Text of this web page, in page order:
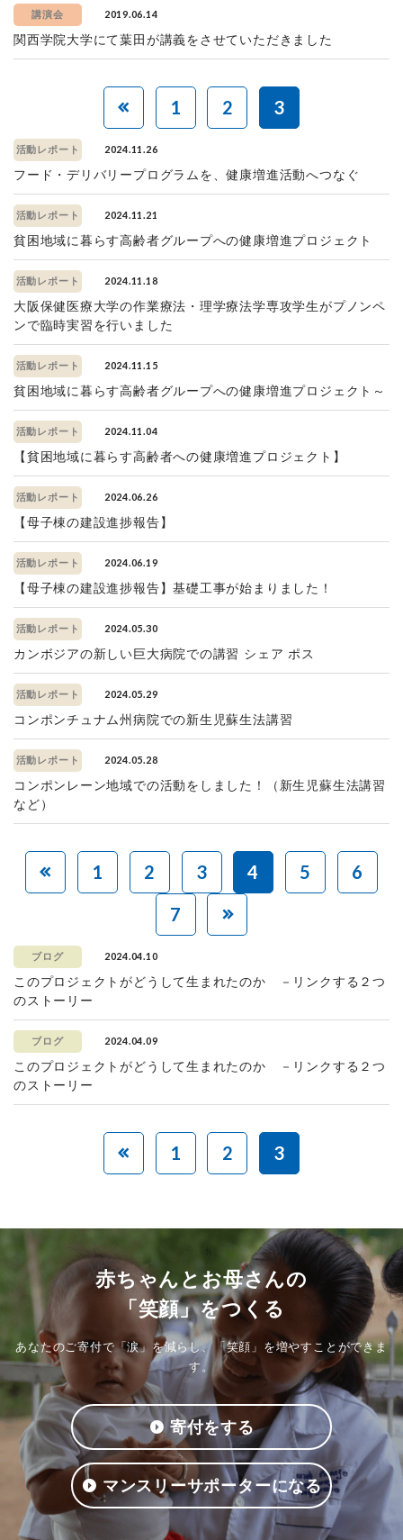
講演会 2019.06.14
関西学院大学にて葉田が講義をさせていただきました
1 2 3
活動レポート 2024.11.26
フード・デリバリープログラムを、健康増進活動へつなぐ
活動レポート 2024.11.21
貧困地域に暮らす高齢者グループへの健康増進プロジェクト
活動レポート 2024.11.18
大阪保健医療大学の作業療法・理学療法学専攻学生がプノンペ
ンで臨時実習を行いました
活動レポート 2024.11.15
貧困地域に暮らす高齢者グループへの健康増進プロジェクト～
活動レポート 2024.11.04
【貧困地域に暮らす高齢者への健康増進プロジェクト】
活動レポート 2024.06.26
【母子棟の建設進捗報告】
活動レポート 2024.06.19
【母子棟の建設進捗報告】基礎工事が始まりました！
活動レポート 2024.05.30
カンボジアの新しい巨大病院での講習 シェア ポス
活動レポート 2024.05.29
コンポンチュナム州病院での新生児蘇生法講習
活動レポート 2024.05.28
コンポンレーン地域での活動をしました！（新生児蘇生法講習
など）
1 2 3 4 5
6
7
ブログ 2024.04.10
このプロジェクトがどうして生まれたのか －リンクする２つ
のストーリー
ブログ 2024.04.09
このプロジェクトがどうして生まれたのか －リンクする２つ
のストーリー
1 2 3
赤ちゃんとお母さんの
「笑顔」をつくる
あなたのご寄付で「涙」を減らし、「笑顔」を増やすことができま
す。
寄付をする
マンスリーサポーターになる